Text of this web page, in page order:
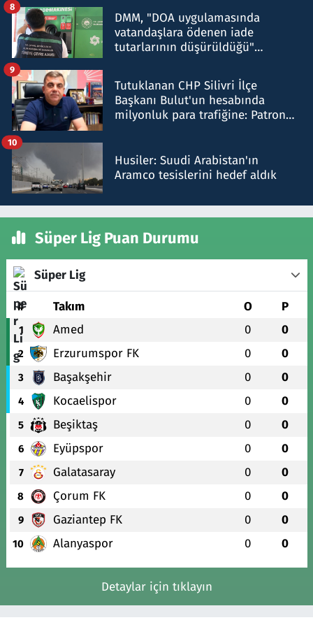
DMM, "DOA uygulamasında
vatandaşlara ödenen iade
tutarlarının düşürüldüğü"
8
Tutuklanan CHP Silivri İlçe
Başkanı Bulut'un hesabında
milyonluk para trafiğine: Patron
9
Husiler: Suudi Arabistan'ın
Aramco tesislerini hedef aldık
10
Süper Lig Puan Durumu
Süper Lig
# Takım O P
1 Amed 0 0
2 Erzurumspor FK 0 0
3 Başakşehir 0 0
4 Kocaelispor 0 0
5 Beşiktaş 0 0
6 Eyüpspor 0 0
7 Galatasaray 0 0
8 Çorum FK 0 0
9 Gaziantep FK 0 0
10 Alanyaspor 0 0
Detaylar için tıklayın